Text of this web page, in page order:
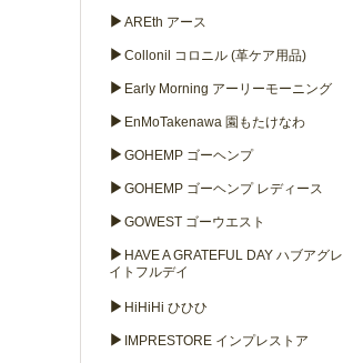
▶ AREth アース
▶ Collonil コロニル (革ケア用品)
▶ Early Morning アーリーモーニング
▶ EnMoTakenawa 園もたけなわ
▶ GOHEMP ゴーヘンプ
▶ GOHEMP ゴーヘンプ レディース
▶ GOWEST ゴーウエスト
▶ HAVE A GRATEFUL DAY ハブアグレ
イトフルデイ
▶ HiHiHi ひひひ
▶ IMPRESTORE インプレストア